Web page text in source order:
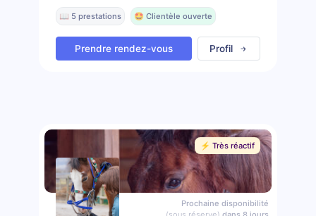
📖 5 prestations 🤩 Clientèle ouverte
Prendre rendez-vous Profil
⚡️ Très réactif
Prochaine disponibilité